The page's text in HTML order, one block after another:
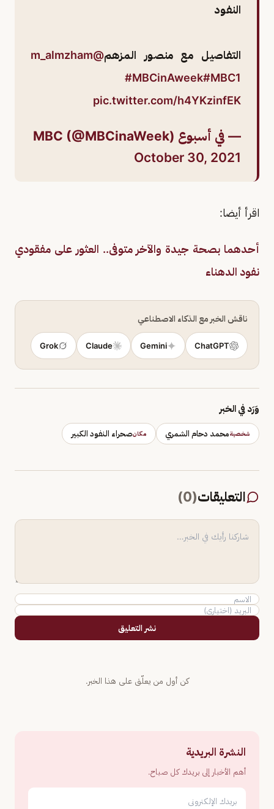
النفود
التفاصيل مع منصور المزهم@m_almzham
#MBCinAweek#MBC1
pic.twitter.com/h4YKzinfEK
— في أسبوع MBC (@MBCinaWeek)
October 30, 2021
اقرأ أيضا:
أحدهما بصحة جيدة والآخر متوفى.. العثور على مفقودي
نفود الدهناء
ناقش الخبر مع الذكاء الاصطناعي
ChatGPT
Gemini
Claude
Grok
وَرَد في الخبر
شخصيةمحمد دحام الشمري مكانصحراء النفود الكبير
التعليقات(
0
)
نشر التعليق
كن أول من يعلّق على هذا الخبر.
النشرة البريدية
أهم الأخبار إلى بريدك كل صباح.